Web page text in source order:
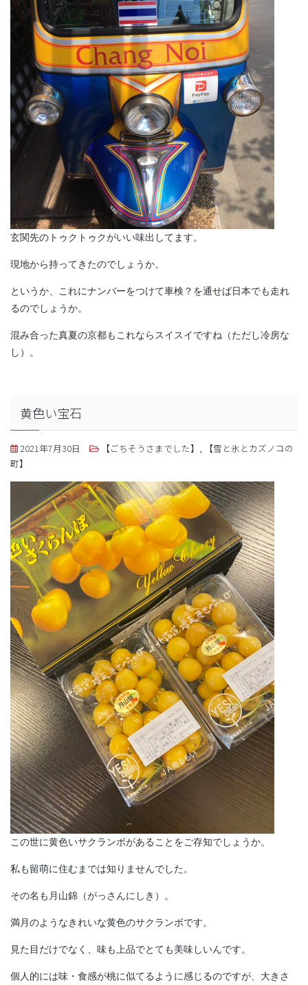
玄関先のトゥクトゥクがいい味出してます。
現地から持ってきたのでしょうか。
というか、これにナンバーをつけて車検？を通せば日本でも走れ
るのでしょうか。
混み合った真夏の京都もこれならスイスイですね（ただし冷房な
し）。
黄色い宝石
2021年7月30日 【ごちそうさまでした】 ,
【雪と氷とカズノコの
町】
この世に黄色いサクランボがあることをご存知でしょうか。
私も留萌に住むまでは知りませんでした。
その名も月山錦（がっさんにしき）。
満月のようなきれいな黄色のサクランボです。
見た目だけでなく、味も上品でとても美味しいんです。
個人的には味・食感が桃に似てるように感じるのですが、大きさ